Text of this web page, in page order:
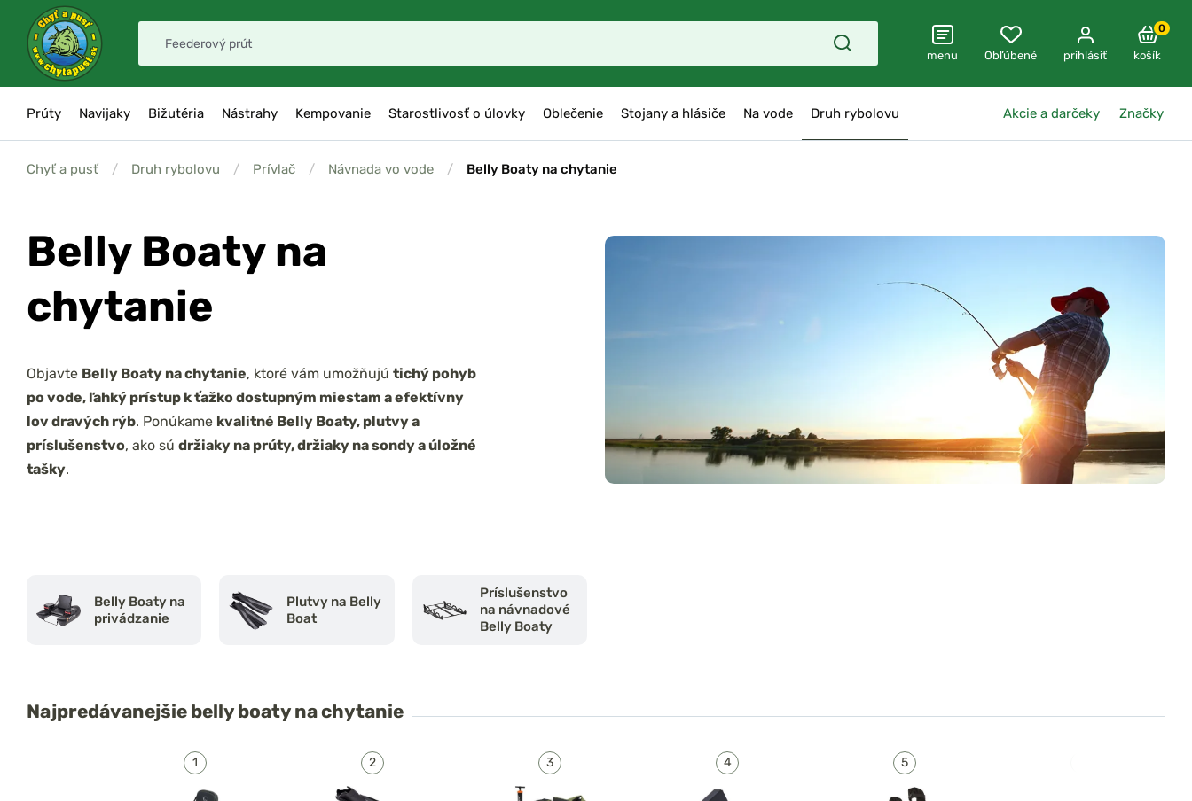
menu Obľúbené prihlásiť
0
košík
Prúty Navijaky Bižutéria Nástrahy Kempovanie Starostlivosť o úlovky Oblečenie Stojany a hlásiče Na vode Druh rybolovu Akcie a darčeky Značky
Chyť a pusť / Druh rybolovu / Prívlač / Návnada vo vode / Belly Boaty na chytanie
Belly Boaty na
chytanie
Objavte Belly Boaty na chytanie, ktoré vám umožňujú tichý pohyb
po vode, ľahký prístup k ťažko dostupným miestam a efektívny
lov dravých rýb. Ponúkame kvalitné Belly Boaty, plutvy a
príslušenstvo, ako sú držiaky na prúty, držiaky na sondy a úložné
tašky.
Belly Boaty na
privádzanie
Plutvy na Belly
Boat
Príslušenstvo
na návnadové
Belly Boaty
Najpredávanejšie belly boaty na chytanie